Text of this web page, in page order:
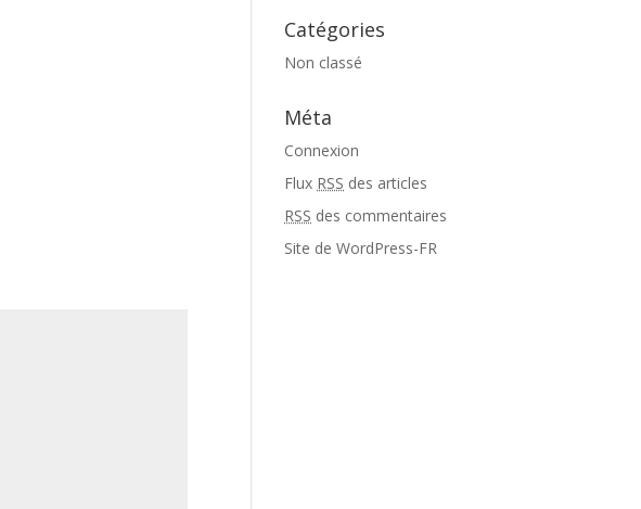
Catégories
Non classé
Méta
Connexion
Flux RSS des articles
RSS des commentaires
Site de WordPress-FR